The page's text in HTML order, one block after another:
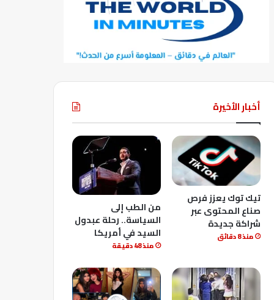
أخبار الأخيرة
تيك توك يعزز فرص
صناع المحتوى عبر
شراكة جديدة
منذ 8 دقائق
من الطب إلى
السياسة.. رحلة عبدول
السيد في أمريكا
منذ 48 دقيقة